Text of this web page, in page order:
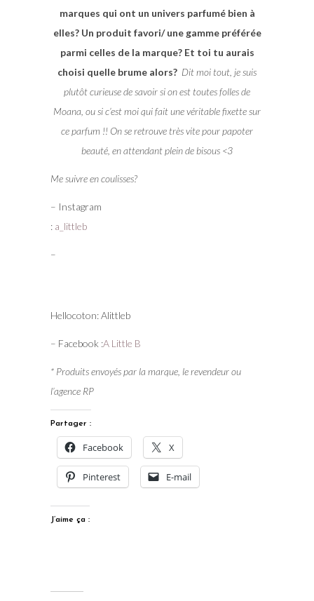
marques qui ont un univers parfumé bien à
elles? Un produit favori/ une gamme préférée
parmi celles de la marque? Et toi tu aurais
choisi quelle brume alors? Dit moi tout, je suis
plutôt curieuse de savoir si on est toutes folles de
Moana, ou si c’est moi qui fait une véritable fixette sur
ce parfum !! On se retrouve très vite pour papoter
beauté, en attendant plein de bisous <3
Me suivre en coulisses?
– Instagram
: a_littleb
–
Hellocoton: Alittleb
– Facebook :A Little B
* Produits envoyés par la marque, le revendeur ou
l’agence RP
Partager :
Facebook X
Pinterest E-mail
J’aime ça :